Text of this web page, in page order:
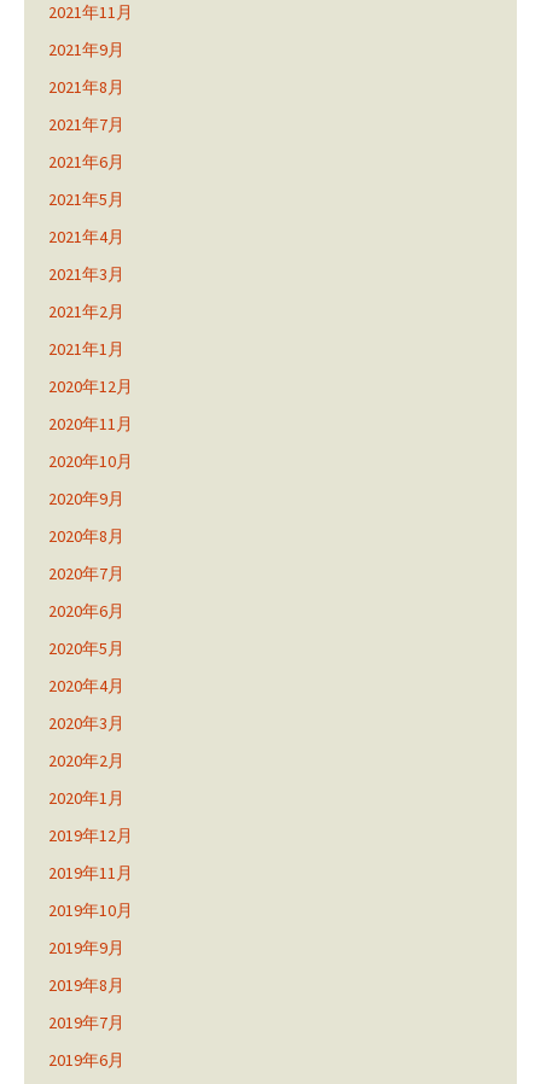
2021年11月
2021年9月
2021年8月
2021年7月
2021年6月
2021年5月
2021年4月
2021年3月
2021年2月
2021年1月
2020年12月
2020年11月
2020年10月
2020年9月
2020年8月
2020年7月
2020年6月
2020年5月
2020年4月
2020年3月
2020年2月
2020年1月
2019年12月
2019年11月
2019年10月
2019年9月
2019年8月
2019年7月
2019年6月